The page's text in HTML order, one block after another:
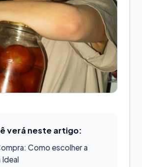
verá neste artigo:
Como escolher a
Ideal